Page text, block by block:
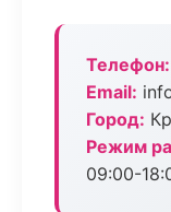
Телефон:
Email:
Город:
Режим
09:00-